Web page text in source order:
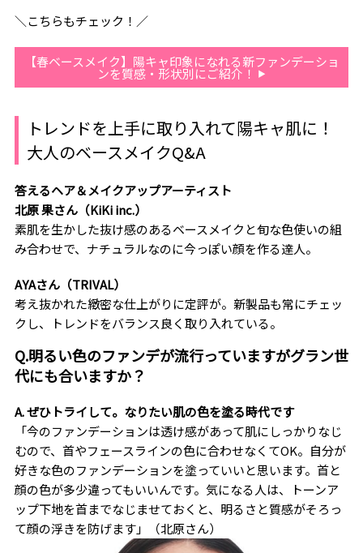
＼こちらもチェック！／
【春ベースメイク】陽キャ印象になれる新ファンデーショ
ンを質感・形状別にご紹介！
トレンドを上手に取り入れて陽キャ肌に！
大人のベースメイクQ&A
答えるヘア＆メイクアップアーティスト
北原 果さん（KiKi inc.）
素肌を生かした抜け感のあるベースメイクと旬な色使いの組
み合わせで、ナチュラルなのに今っぽい顔を作る達人。
AYAさん（TRIVAL）
考え抜かれた緻密な仕上がりに定評が。新製品も常にチェッ
クし、トレンドをバランス良く取り入れている。
Q.明るい色のファンデが流行っていますがグラン世
代にも合いますか？
A. ぜひトライして。なりたい肌の色を塗る時代です
「今のファンデーションは透け感があって肌にしっかりなじ
むので、首やフェースラインの色に合わせなくてOK。自分が
好きな色のファンデーションを塗っていいと思います。首と
顔の色が多少違ってもいいんです。気になる人は、トーンア
ップ下地を首までなじませておくと、明るさと質感がそろっ
て顔の浮きを防げます」（北原さん）